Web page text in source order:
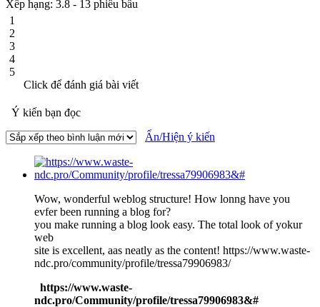
Xếp hạng: 3.8 - 13 phiếu bầu
1
2
3
4
5
Click để đánh giá bài viết
Ý kiến bạn đọc
Ẩn/Hiện ý kiến
Wow, wonderful weblog structure! How lonng have you
evfer been running a blog for?
you make running a blog look easy. The total look of yokur
web
site is excellent, aas neatly as the content! https://www.waste-
ndc.pro/community/profile/tressa79906983/
https://www.waste-
ndc.pro/Community/profile/tressa79906983&#